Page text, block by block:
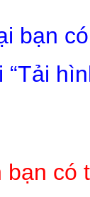
bạn
có